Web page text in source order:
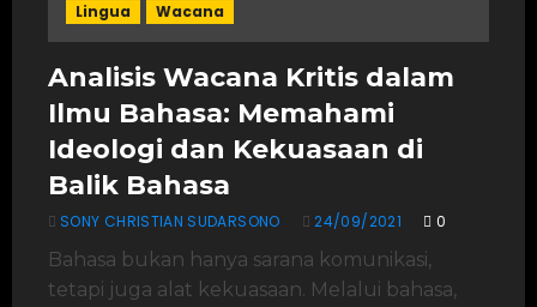
Lingua Wacana
Analisis Wacana Kritis dalam
Ilmu Bahasa: Memahami
Ideologi dan Kekuasaan di
Balik Bahasa
SONY CHRISTIAN SUDARSONO 24/09/2021 0
Bahasa bukan hanya sarana komunikasi,
tetapi juga alat kekuasaan. Melalui bahasa,